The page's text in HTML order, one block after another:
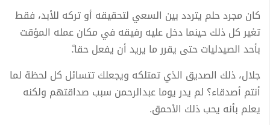
كان مجرد حلم يتردد بين السعي لتحقيقه أو تركه للأبد، فقط
تغير كل ذلك حينما دخل عليه رفيقه في مكان عمله المؤقت
بأحد الصيدليات حتى يقرر ما يريد أن يفعل حقا.ً
جلال، ذلك الصديق الذي تمتلكه ويجعلك تتسائل كل لحظة لما
أنتم أصدقاء؟ لم يدر يوما عبدالرحمن سبب صداقتهم ولكنه
يعلم بأنه يحب ذلك الأحمق.